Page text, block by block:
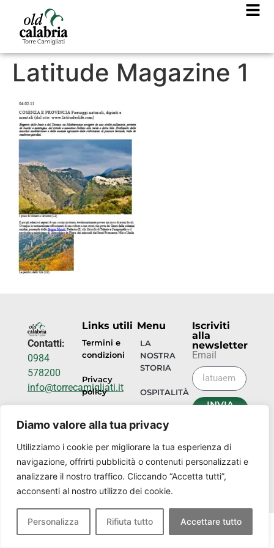
Diamo valore alla tua privacy
Utilizziamo i cookie per migliorare la tua esperienza di
navigazione, offrirti pubblicità o contenuti personalizzati e
analizzare il nostro traffico. Cliccando “Accetta tutti”,
acconsenti al nostro utilizzo dei cookie.
Personalizza Rifiuta tutto Accettare tutto
Latitude Magazine 1
Contatti:
0984
578200
info@torrecamigliati.it
Camigliati,
Silano CS
Links utili
Termini e
condizioni
Privacy
policy
Menu
LA
NOSTRA
STORIA
OSPITALITÀ
NOSTRI
LUOGHI
Iscriviti
alla
newsletter
Email
INVIA